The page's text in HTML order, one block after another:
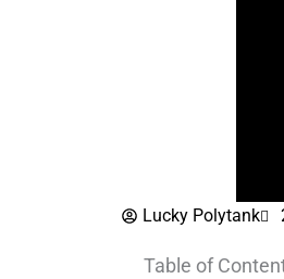
Lucky Polytank
Table of